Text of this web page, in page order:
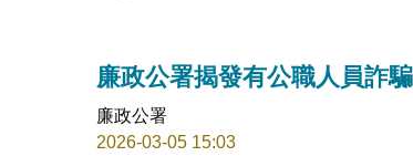
廉政公署揭發有公職人員詐
廉政公署
2026-03-05 15:03